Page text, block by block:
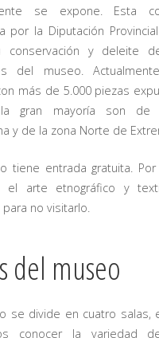
se expone. Esta
por la Diputación
conservación y deleite
del museo.
más de 5.000 piezas
gran mayoría son de
y de la zona Norte de
tiene entrada gratuita.
el arte etnográfico y
para no visitarlo.
del museo
se divide en cuatro salas,
conocer la variedad